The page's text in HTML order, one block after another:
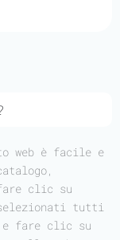
web è facile e
clic su
tutti
fare clic su